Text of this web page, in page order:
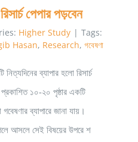
পেপার পড়বেন
Higher Study | Tags:
Hasan, Research, গবেষণা
নিত্যদিনের ব্যাপার হলো রিসার্চ
প্রকাশিত ১০-২০ পৃষ্ঠার একটি
ব্যাপারে জানা যায়।
আসলে সেই বিষয়ের উপরে শ